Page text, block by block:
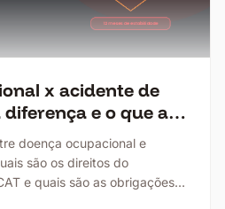
x acidente de
e o que a
doença ocupacional e
são os direitos do
e quais são as obrigações